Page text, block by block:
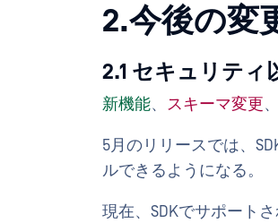
2.今後の変
2.1 セキュリティ
新機能、 スキーマ変更、
5月のリリースでは、
ルできるようになる。
現在、SDKでサポート